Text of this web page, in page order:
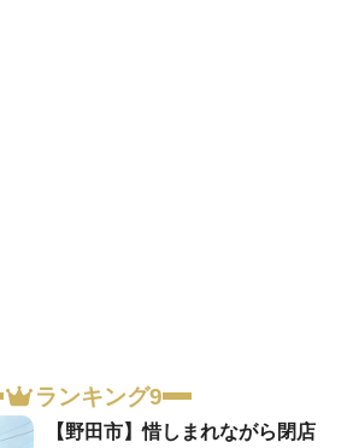
ランキング9
【野田市】惜しまれながら閉店